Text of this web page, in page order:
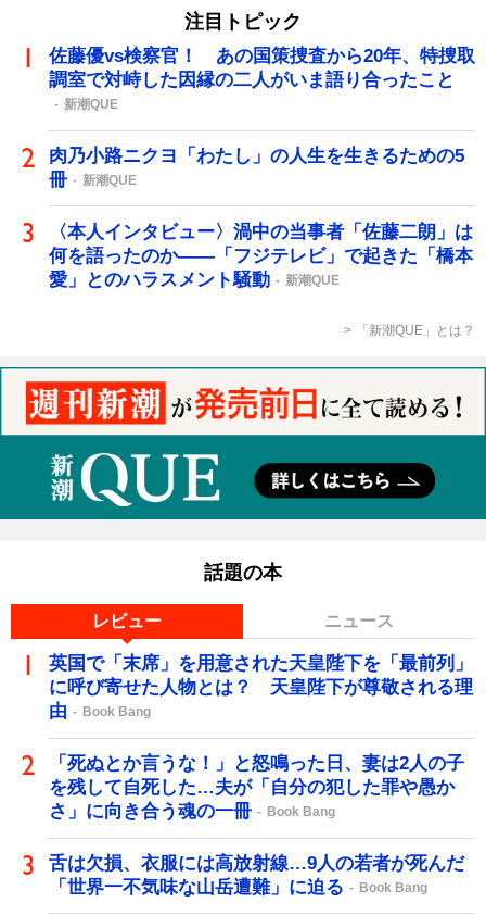
注目トピック
佐藤優vs検察官！ あの国策捜査から20年、特捜取
調室で対峙した因縁の二人がいま語り合ったこと
新潮QUE
肉乃小路ニクヨ「わたし」の人生を生きるための5
冊
新潮QUE
〈本人インタビュー〉渦中の当事者「佐藤二朗」は
何を語ったのか――「フジテレビ」で起きた「橋本
愛」とのハラスメント騒動
新潮QUE
「新潮QUE」とは？
話題の本
レビュー ニュース
英国で「末席」を用意された天皇陛下を「最前列」
に呼び寄せた人物とは？ 天皇陛下が尊敬される理
由
Book Bang
「死ぬとか言うな！」と怒鳴った日、妻は2人の子
を残して自死した…夫が「自分の犯した罪や愚か
さ」に向き合う魂の一冊
Book Bang
舌は欠損、衣服には高放射線…9人の若者が死んだ
「世界一不気味な山岳遭難」に迫る
Book Bang